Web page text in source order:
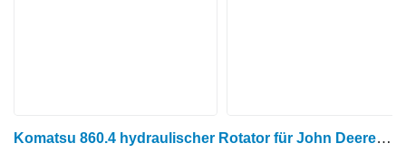
Komatsu 860.4 hydraulischer Rotator für John Deere Timberjack, Komatsu, Valmet, Logset, HSM Harvester